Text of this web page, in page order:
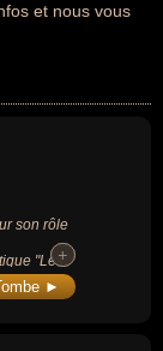
et nous vous
son rôle
"Les
une
Screen
+
+
►